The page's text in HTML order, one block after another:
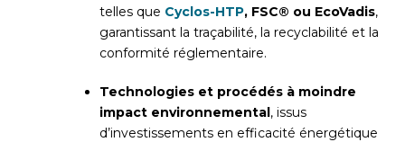
telles que Cyclos-HTP, FSC® ou EcoVadis,
garantissant la traçabilité, la recyclabilité et la
conformité réglementaire.
Technologies et procédés à moindre
impact environnemental, issus
d’investissements en efficacité énergétique